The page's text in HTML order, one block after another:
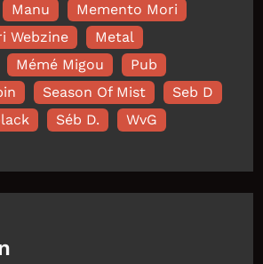
Manu
Memento Mori
Webzine
Metal
Mémé Migou
Pub
Season Of Mist
Seb D
Séb D. WvG